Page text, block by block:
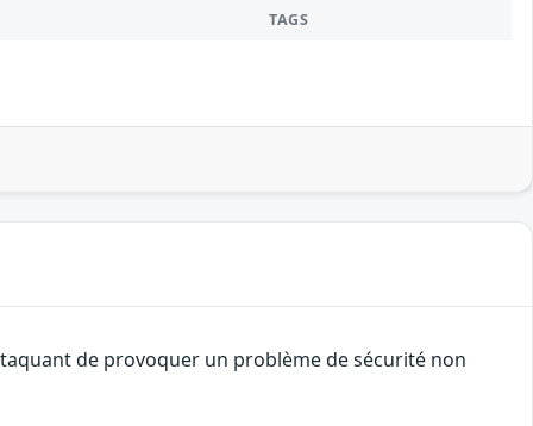
TAGS
de provoquer un problème de sécurité non